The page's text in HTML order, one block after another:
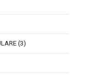
(3)